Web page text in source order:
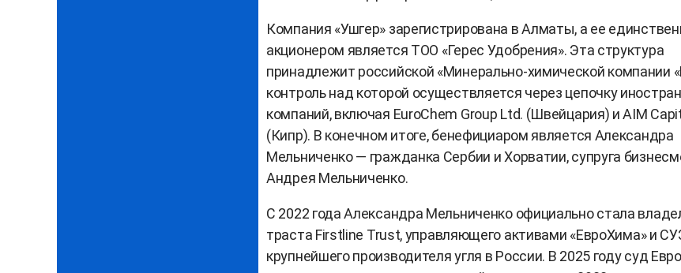
Компания «Ушгер» зарегистрирована в Алматы, а ее
акционером является ТОО «Герес Удобрения». Эта структура
принадлежит российской «Минерально-химической компании
контроль над которой осуществляется через цепочку
компаний, включая EuroChem Group Ltd. (Швейцария) и AIM
(Кипр). В конечном итоге, бенефициаром является Александра
Мельниченко — гражданка Сербии и Хорватии, супруга
Андрея Мельниченко.
С 2022 года Александра Мельниченко официально стала
траста Firstline Trust, управляющего активами «ЕвроХима» и
крупнейшего производителя угля в России. В 2025 году суд